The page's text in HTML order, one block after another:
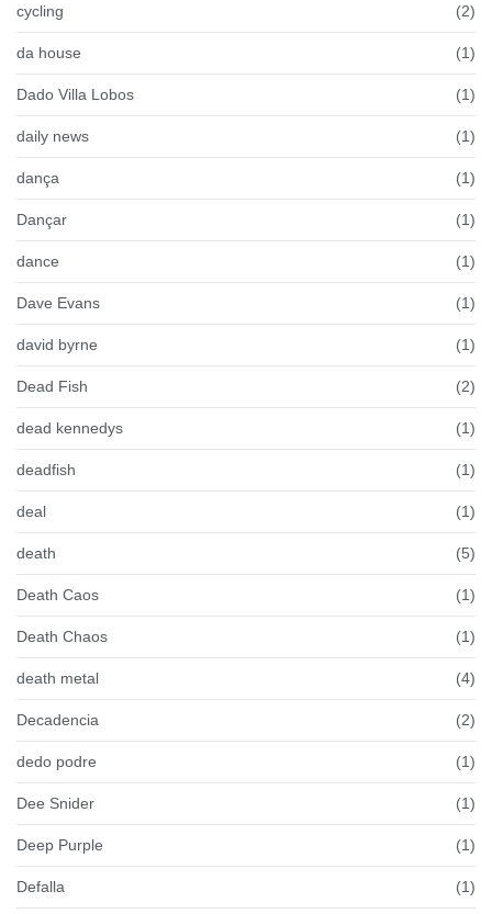
cycling (2)
da house (1)
Dado Villa Lobos (1)
daily news (1)
dança (1)
Dançar (1)
dance (1)
Dave Evans (1)
david byrne (1)
Dead Fish (2)
dead kennedys (1)
deadfish (1)
deal (1)
death (5)
Death Caos (1)
Death Chaos (1)
death metal (4)
Decadencia (2)
dedo podre (1)
Dee Snider (1)
Deep Purple (1)
Defalla (1)